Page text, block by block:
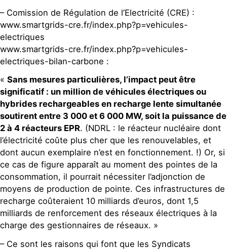
– Comission de Régulation de l’Electricité (CRE) :
www.smartgrids-cre.fr/index.php?p=vehicules-
electriques
www.smartgrids-cre.fr/index.php?p=vehicules-
electriques-bilan-carbone :
« Sans mesures particulières, l’impact peut être
significatif : un million de véhicules électriques ou
hybrides rechargeables en recharge lente simultanée
soutirent entre 3 000 et 6 000 MW, soit la puissance de
2 à 4 réacteurs EPR. (NDRL : le réacteur nucléaire dont
l’électricité coûte plus cher que les renouvelables, et
dont aucun exemplaire n’est en fonctionnement. !) Or, si
ce cas de figure apparaît au moment des pointes de la
consommation, il pourrait nécessiter l’adjonction de
moyens de production de pointe. Ces infrastructures de
recharge coûteraient 10 milliards d’euros, dont 1,5
milliards de renforcement des réseaux électriques à la
charge des gestionnaires de réseaux. »
– Ce sont les raisons qui font que les Syndicats